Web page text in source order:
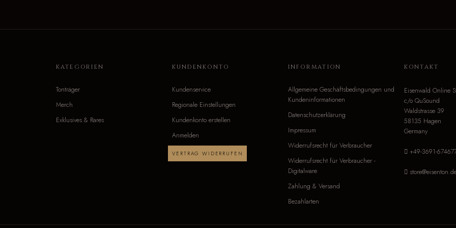
KATEGORIEN
Tonträger
Merch
Exklusives & Rares
KUNDENKONTO
Kundenservice
Regionale Einstellungen
Kundenkonto erstellen
Anmelden
VERTRAG WIDERRUFEN
INFORMATION
Allgemeine Geschäftsbedingungen und
Kundeninformationen
Datenschutzerklärung
Impressum
Widerrufsrecht für Verbraucher
Widerrufsrecht für Verbraucher -
Digitalware
Zahlung & Versand
Bezahlarten
KONTAKT
Eisenwald Online
c/o QuSound
Waldstrasse 39
58135 Hagen
Germany
+49-3691-